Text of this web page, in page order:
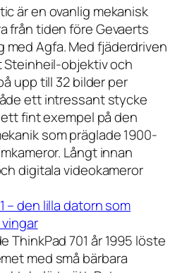
är en ovanlig mekanisk
från tiden före Gevaerts
med Agfa. Med fjäderdriven
objektiv och
upp till 32 bilder per
ett intressant stycke
fint exempel på den
som präglade 1900-
Långt innan
digitala videokameror
– den lilla datorn som
ThinkPad 701 år 1995 löste
med små bärbara